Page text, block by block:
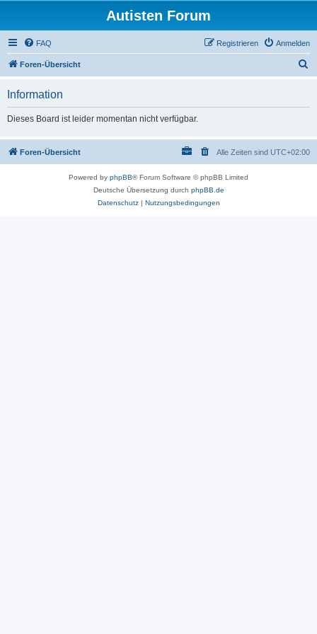
Autisten Forum
FAQ Anmelden
Registrieren
Foren-Übersicht
Information
Dieses Board ist leider momentan nicht verfügbar.
Foren-Übersicht Alle Zeiten sind UTC+02:00
Powered by phpBB® Forum Software © phpBB Limited
Deutsche Übersetzung durch phpBB.de
Datenschutz| Nutzungsbedingungen